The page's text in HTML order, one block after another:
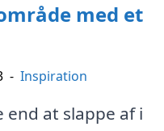
med et
- Inspiration
at slappe af i